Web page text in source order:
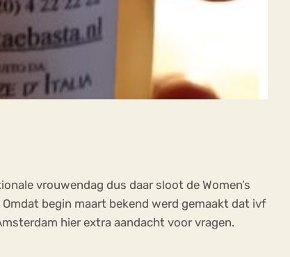
vrouwendag dus daar sloot de Women’s
begin maart bekend werd gemaakt dat ivf
hier extra aandacht voor vragen.